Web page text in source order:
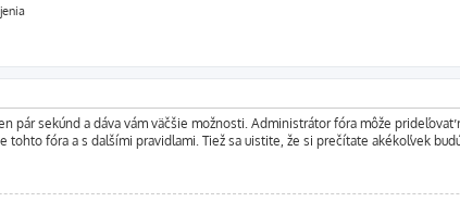
pár sekúnd a dáva vám väčšie možnosti. Administrátor fóra môže
fóra a s dalšími pravidlami. Tiež sa uistite, že si prečítate akékoľvek